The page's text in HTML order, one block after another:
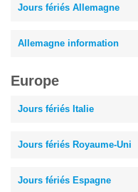
Jours fériés Allemagne
Allemagne information
Europe
Jours fériés Italie
Jours fériés Royaume-Uni
Jours fériés Espagne